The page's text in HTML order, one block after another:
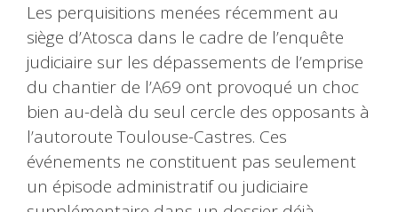
Les perquisitions menées récemment au
siège d’Atosca dans le cadre de l’enquête
judiciaire sur les dépassements de l’emprise
du chantier de l’A69 ont provoqué un choc
bien au-delà du seul cercle des opposants à
l’autoroute Toulouse-Castres. Ces
événements ne constituent pas seulement
un épisode administratif ou judiciaire